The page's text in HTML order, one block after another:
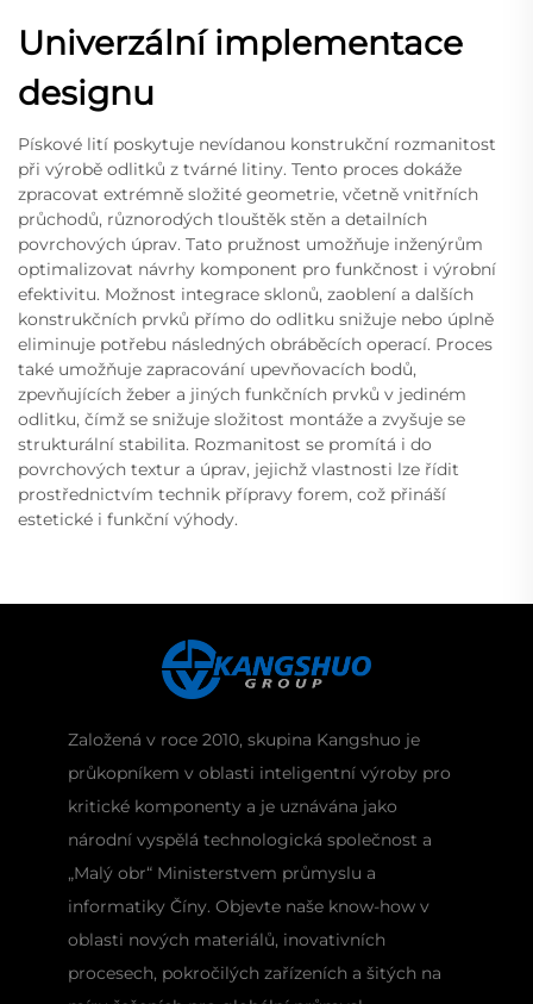
Univerzální implementace
designu
Pískové lití poskytuje nevídanou konstrukční rozmanitost
při výrobě odlitků z tvárné litiny. Tento proces dokáže
zpracovat extrémně složité geometrie, včetně vnitřních
průchodů, různorodých tlouštěk stěn a detailních
povrchových úprav. Tato pružnost umožňuje inženýrům
optimalizovat návrhy komponent pro funkčnost i výrobní
efektivitu. Možnost integrace sklonů, zaoblení a dalších
konstrukčních prvků přímo do odlitku snižuje nebo úplně
eliminuje potřebu následných obráběcích operací. Proces
také umožňuje zapracování upevňovacích bodů,
zpevňujících žeber a jiných funkčních prvků v jediném
odlitku, čímž se snižuje složitost montáže a zvyšuje se
strukturální stabilita. Rozmanitost se promítá i do
povrchových textur a úprav, jejichž vlastnosti lze řídit
prostřednictvím technik přípravy forem, což přináší
estetické i funkční výhody.
Založená v roce 2010, skupina Kangshuo je
průkopníkem v oblasti inteligentní výroby pro
kritické komponenty a je uznávána jako
národní vyspělá technologická společnost a
„Malý obr“ Ministerstvem průmyslu a
informatiky Číny. Objevte naše know-how v
oblasti nových materiálů, inovativních
procesech, pokročilých zařízeních a šitých na